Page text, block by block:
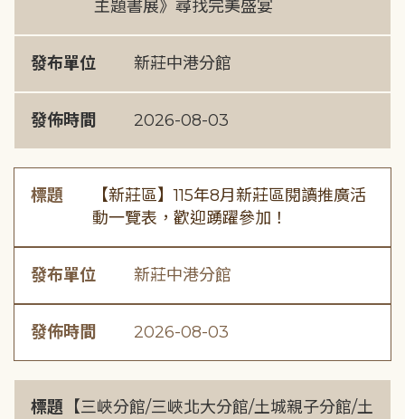
主題書展》尋找完美盛宴
發布單位 新莊中港分館
發佈時間 2026-08-03
標題
【新莊區】115年8月新莊區閱讀推廣活
動一覽表，歡迎踴躍參加！
發布單位 新莊中港分館
發佈時間 2026-08-03
標題 【三峽分館/三峽北大分館/土城親子分館/土